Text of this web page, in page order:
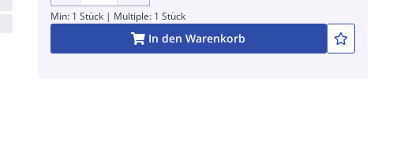
Min: 1 Stück | Multiple: 1 Stück
In den Warenkorb